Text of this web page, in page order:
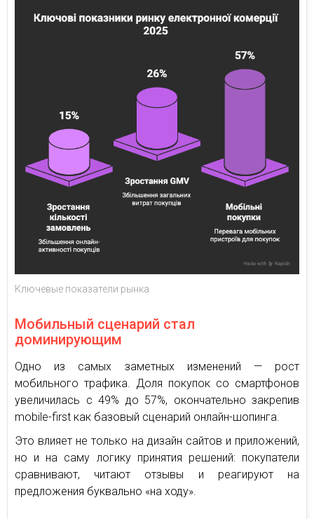
Ключевые показатели рынка
Мобильный сценарий стал
доминирующим
Одно из самых заметных изменений — рост
мобильного трафика. Доля покупок со смартфонов
увеличилась с 49% до 57%, окончательно закрепив
mobile-first как базовый сценарий онлайн-шопинга.
Это влияет не только на дизайн сайтов и приложений,
но и на саму логику принятия решений: покупатели
сравнивают, читают отзывы и реагируют на
предложения буквально «на ходу».